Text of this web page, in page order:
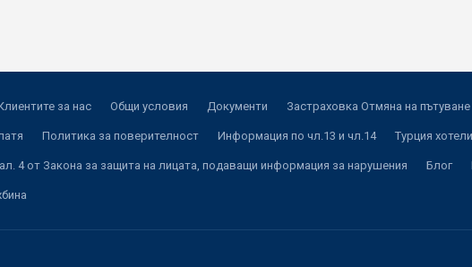
за нас Общи условия Документи Застраховка Отмяна на пътуване
Политика за поверителност Информация по чл.13 и чл.14 Турция хотели
4 от Закона за защита на лицата, подаващи информация за нарушения Блог